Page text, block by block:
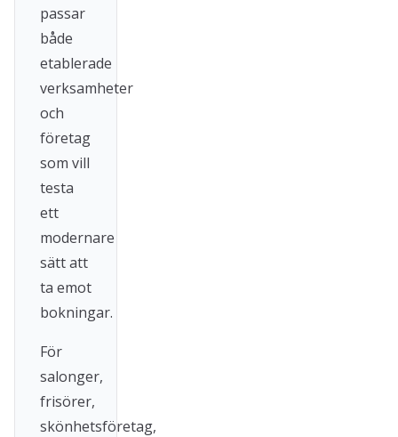
passar
både
etablerade
verksamheter
och
företag
som vill
testa
ett
modernare
sätt att
ta emot
bokningar.
För
salonger,
frisörer,
skönhetsföretag,